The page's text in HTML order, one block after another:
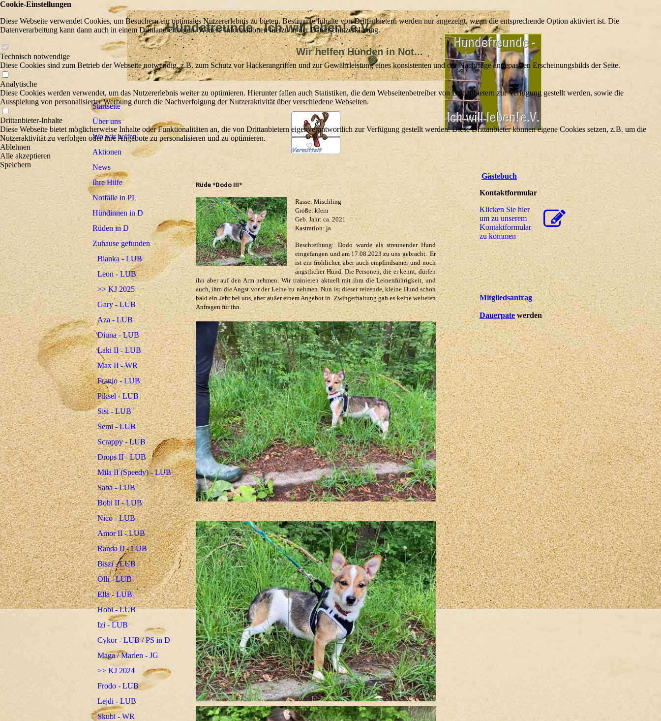
Rüde *Dodo III*
Rasse: Mischling
Größe: klein
Geb. Jahr: ca. 2021
Kastration: ja
Beschreibung: Dodo wurde als streunender Hund
eingefangen und am 17.08.2023 zu uns gebracht. Er
ist ein fröhlicher, aber auch empfindsamer und noch
ängstlicher Hund. Die Personen, die er kennt, dürfen
ihn aber auf den Arm nehmen. Wir trainieren aktuell mit ihm die Leinenführigkeit, und
auch, ihm die Angst vor der Leine zu nehmen. Nun ist dieser reizende, kleine Hund schon
bald ein Jahr bei uns, aber außer einem Angebot in Zwingerhaltung gab es keine weiteren
Anfragen für ihn.
Startseite
Über uns
Wo wir helfen
Aktionen
News
Ihre Hilfe
Notfälle in PL
Hündinnen in D
Rüden in D
Zuhause gefunden
Bianka - LUB
Leon - LUB
>> KJ 2025
Gary - LUB
Aza - LUB
Diuna - LUB
Laki II - LUB
Max II - WR
Franio - LUB
Piksel - LUB
Sisi - LUB
Semi - LUB
Scrappy - LUB
Drops II - LUB
Mila II (Speedy) - LUB
Saba - LUB
Bobi II - LUB
Nico - LUB
Amor II - LUB
Randa II - LUB
Biszi - LUB
Olli - LUB
Ella - LUB
Hobi - LUB
Izi - LUB
Cykor - LUB / PS in D
Maga / Marlen - JG
>> KJ 2024
Frodo - LUB
Lejdi - LUB
Skubi - WR
Hundefreunde - Ich will leben! e.V.
Wir helfen Hunden in Not...
Gästebuch
Kontaktformular
Klicken Sie hier
um zu unserem
Kon­takt­for­mu­lar
zu kommen
Mitgliedsantrag
Dauerpate werden
Cookie-Einstellungen
Diese Webseite verwendet Cookies, um Besuchern ein optimales Nutzererlebnis zu bieten. Bestimmte Inhalte von Drittanbietern werden nur angezeigt, wenn die entsprechende Option aktiviert ist. Die
Datenverarbeitung kann dann auch in einem Drittland erfolgen. Weitere Informationen hierzu in der Datenschutzerklärung.
Technisch notwendige
Diese Cookies sind zum Betrieb der Webseite notwendig, z.B. zum Schutz vor Hackerangriffen und zur Gewährleistung eines konsistenten und der Nachfrage angepassten Erscheinungsbilds der Seite.
Analytische
Diese Cookies werden verwendet, um das Nutzererlebnis weiter zu optimieren. Hierunter fallen auch Statistiken, die dem Webseitenbetreiber von Drittanbietern zur Verfügung gestellt werden, sowie die
Ausspielung von personalisierter Werbung durch die Nachverfolgung der Nutzeraktivität über verschiedene Webseiten.
Drittanbieter-Inhalte
Diese Webseite bietet möglicherweise Inhalte oder Funktionalitäten an, die von Drittanbietern eigenverantwortlich zur Verfügung gestellt werden. Diese Drittanbieter können eigene Cookies setzen, z.B. um die
Nutzeraktivität zu verfolgen oder ihre Angebote zu personalisieren und zu optimieren.
Ablehnen
Alle akzeptieren
Speichern